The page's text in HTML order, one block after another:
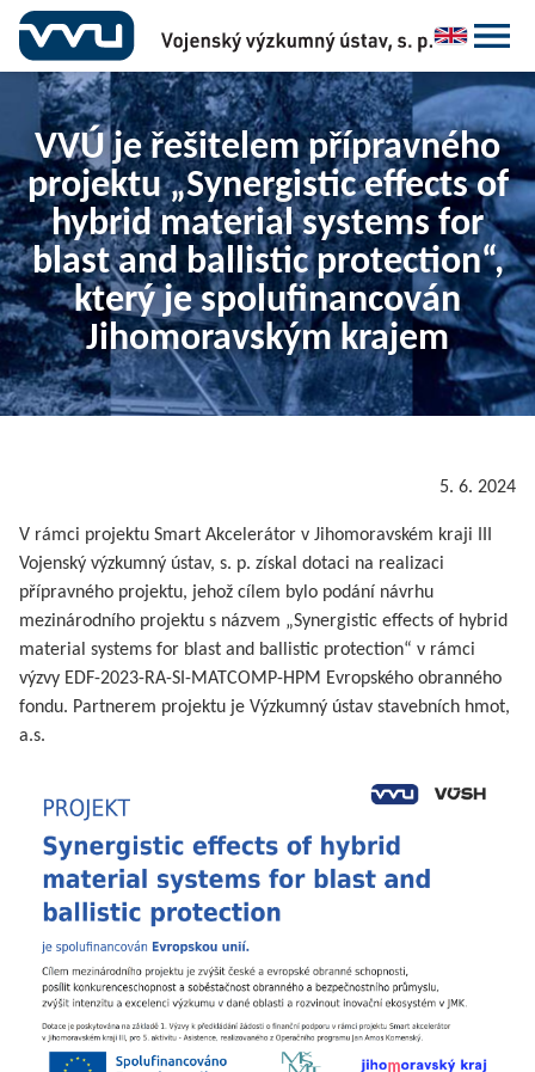
VVÚ je řešitelem přípravného
projektu „Synergistic effects of
hybrid material systems for
blast and ballistic protection“,
který je spolufinancován
Jihomoravským krajem
5. 6. 2024
V rámci projektu Smart Akcelerátor v Jihomoravském kraji III
Vojenský výzkumný ústav, s. p. získal dotaci na realizaci
přípravného projektu, jehož cílem bylo podání návrhu
mezinárodního projektu s názvem „Synergistic effects of hybrid
material systems for blast and ballistic protection“ v rámci
výzvy EDF-2023-RA-SI-MATCOMP-HPM Evropského obranného
fondu. Partnerem projektu je Výzkumný ústav stavebních hmot,
a.s.